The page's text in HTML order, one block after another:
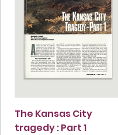
The Kansas City
tragedy : Part 1